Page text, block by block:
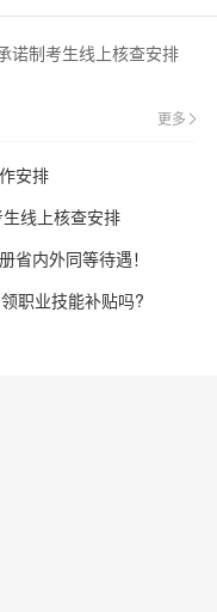
诺制考生线上核查安排
更多
安排
线上核查安排
省内外同等待遇！
职业技能补贴吗?